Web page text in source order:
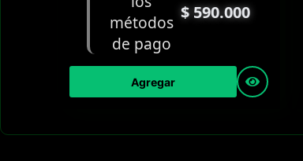
$590.000
Agregar